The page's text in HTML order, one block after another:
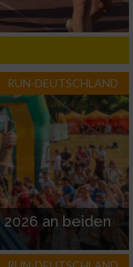
RUN-DEUTSCHLAND
2026 an beiden